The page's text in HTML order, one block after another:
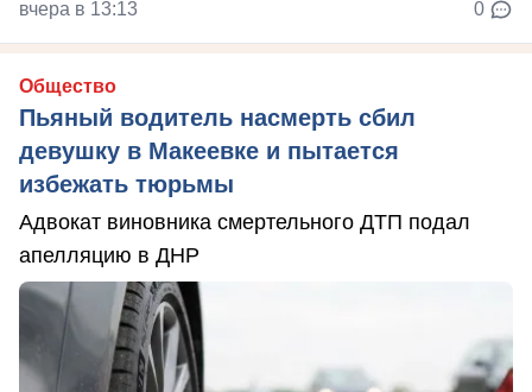
вчера в 13:13 0
Общество
Пьяный водитель насмерть сбил
девушку в Макеевке и пытается
избежать тюрьмы
Адвокат виновника смертельного ДТП подал
апелляцию в ДНР